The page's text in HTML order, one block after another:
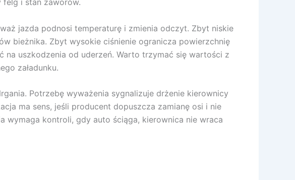
jazda podnosi temperaturę i zmienia odczyt. Zbyt niskie
bieżnika. Zbyt wysokie ciśnienie ogranicza powierzchnię
uszkodzenia od uderzeń. Warto trzymać się wartości z
załadunku.
Potrzebę wyważenia sygnalizuje drżenie kierownicy
ma sens, jeśli producent dopuszcza zamianę osi i nie
wymaga kontroli, gdy auto ściąga, kierownica nie wraca